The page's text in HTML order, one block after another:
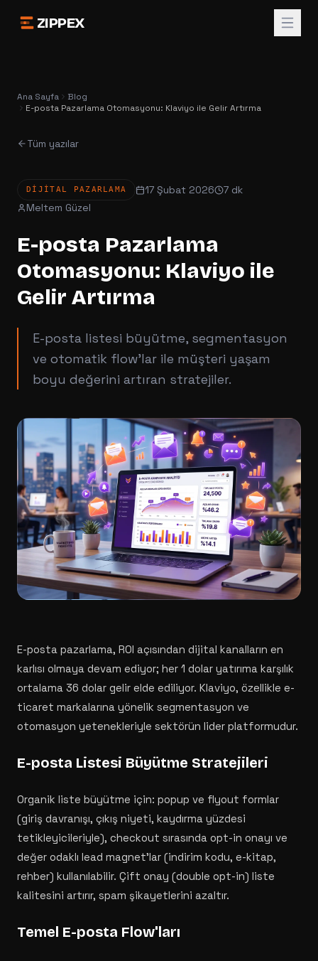
ZIPPEX
Ana Sayfa
Blog
E-posta Pazarlama Otomasyonu: Klaviyo ile Gelir Artırma
Tüm yazılar
DIJITAL PAZARLAMA 17 Şubat 2026
7 dk
Meltem Güzel
E-posta Pazarlama
Otomasyonu: Klaviyo ile
Gelir Artırma
E-posta listesi büyütme, segmentasyon
ve otomatik flow'lar ile müşteri yaşam
boyu değerini artıran stratejiler.
E-posta pazarlama, ROI açısından dijital kanalların en
karlısı olmaya devam ediyor; her 1 dolar yatırıma karşılık
ortalama 36 dolar gelir elde ediliyor. Klaviyo, özellikle e-
ticaret markalarına yönelik segmentasyon ve
otomasyon yetenekleriyle sektörün lider platformudur.
E-posta Listesi Büyütme Stratejileri
Organik liste büyütme için: popup ve flyout formlar
(giriş davranışı, çıkış niyeti, kaydırma yüzdesi
tetikleyicileriyle), checkout sırasında opt-in onayı ve
değer odaklı lead magnet'lar (indirim kodu, e-kitap,
rehber) kullanılabilir. Çift onay (double opt-in) liste
kalitesini artırır, spam şikayetlerini azaltır.
Temel E-posta Flow'ları